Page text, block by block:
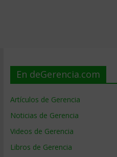
En deGerencia.com
Artículos de Gerencia
Noticias de Gerencia
Videos de Gerencia
Libros de Gerencia